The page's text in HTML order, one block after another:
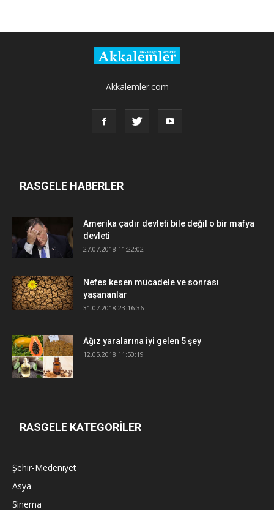
Akkalemler.com
RASGELE HABERLER
Amerika çadır devleti bile değil o bir mafya
devleti
27.07.2018 11:22:02
Nefes kesen mücadele ve sonrası
yaşananlar
31.07.2018 23:16:36
Ağız yaralarına iyi gelen 5 şey
12.05.2018 11:50:19
RASGELE KATEGORİLER
Şehir-Medeniyet
Asya
Sinema